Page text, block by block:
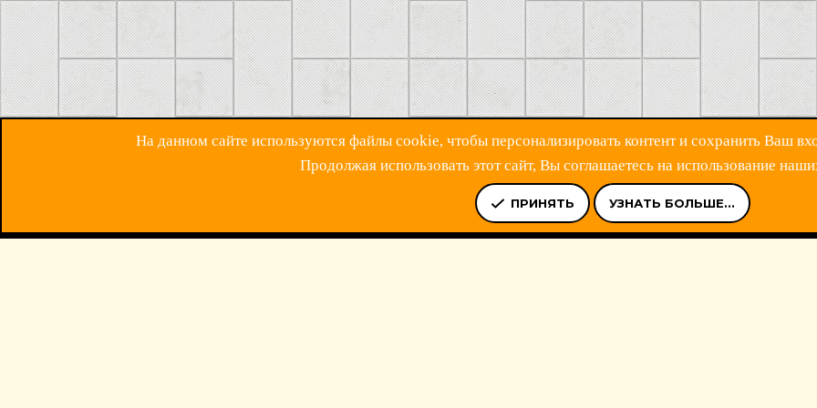
УСЛОВИЯ И ПРАВИЛА ПОЛИТИКА КОНФИДЕНЦИАЛЬНОСТИ
На данном сайте используются файлы cookie, чтобы персонализировать контент и сохранить Ваш
Продолжая использовать этот сайт, Вы соглашаетесь на использование
ПРИНЯТЬ УЗНАТЬ БОЛЬШЕ...